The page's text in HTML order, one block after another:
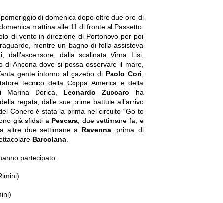
di domenica dopo oltre due ore di
mattina alle 11 di fronte al Passetto.
di vento in direzione di Portonovo per poi
mentre un bagno di folla assisteva
dalla scalinata Virna Lisi,
Ancona dove si possa osservare il mare,
gente intorno al gazebo di Paolo Cori
tecnico della Coppa America e della
Marina Dorica, Leonardo Zuccaro ha
regata, dalle sue prime battute all’arrivo
Conero è stata la prima nel circuito “Go to
già sfidati a Pescara , due settimane fa, e
altre due settimane a Ravenna , prima di
Barcolana.
partecipato: